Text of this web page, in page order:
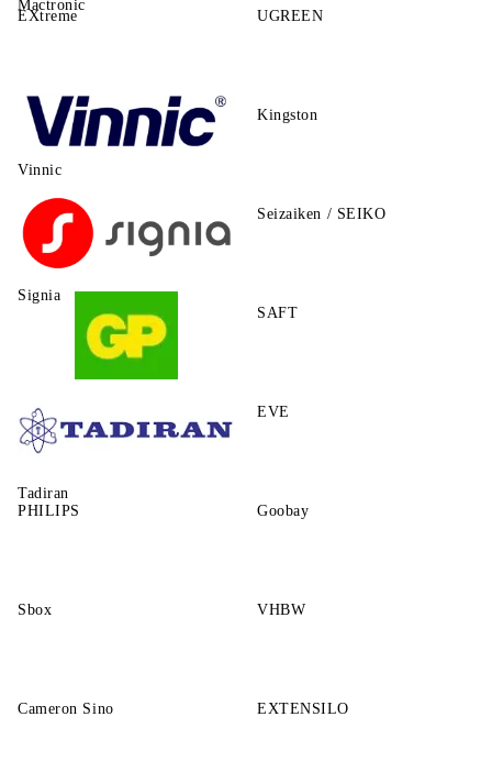
Mactronic
EXtreme UGREEN
Vinnic
Kingston
Signia
Seizaiken / SEIKO
SAFT
Tadiran
EVE
PHILIPS Goobay
Sbox VHBW
Cameron Sino EXTENSILO